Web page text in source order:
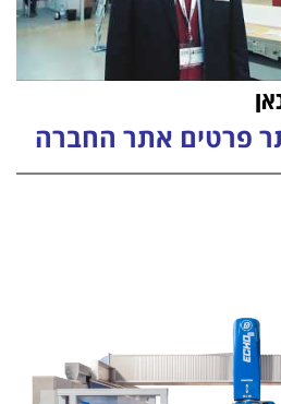
פרטים אתר החברה